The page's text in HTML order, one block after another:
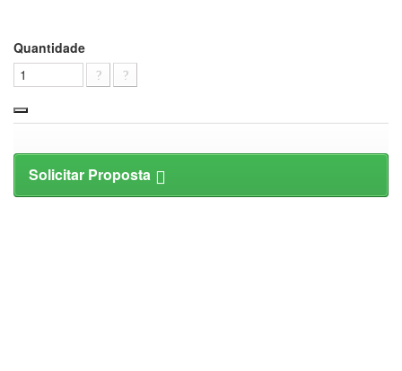
Quantidade
Solicitar Proposta